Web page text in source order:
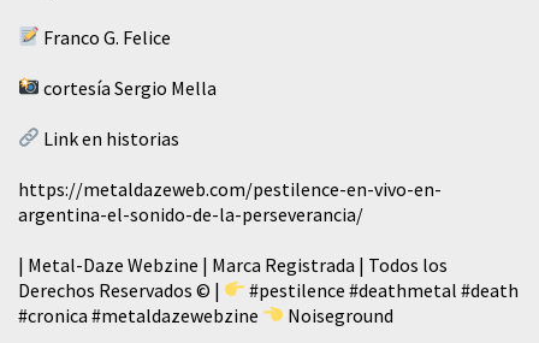
Franco G. Felice
cortesía Sergio Mella
Link en historias
https://metaldazeweb.com/pestilence-en-vivo-en-
argentina-el-sonido-de-la-perseverancia/
| Metal-Daze Webzine | Marca Registrada | Todos los
Derechos Reservados © |
#pestilence #deathmetal #death
#cronica #metaldazewebzine Noiseground